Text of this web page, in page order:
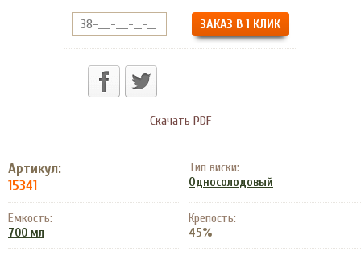
ЗАКАЗ В 1 КЛИК
Скачать PDF
Артикул:
15341
Тип виски:
Односолодовый
Емкость:
700 мл
Крепость:
45%